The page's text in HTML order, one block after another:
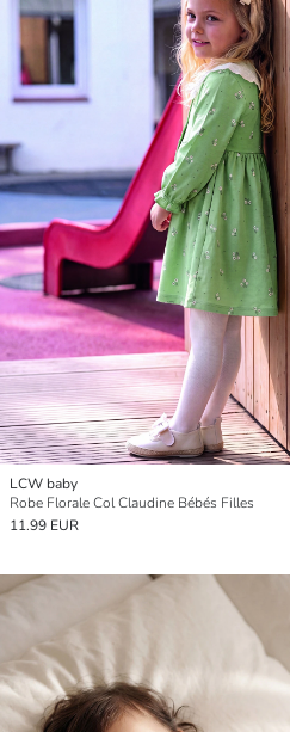
LCW baby
Robe Florale Col Claudine Bébés Filles
11.99 EUR